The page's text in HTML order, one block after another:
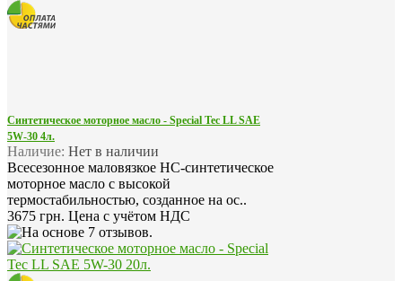
Синтетическое моторное масло - Special Tec LL SAE
5W-30 4л.
Наличие: Нет в наличии
Всесезонное маловязкое HC-синтетическое
моторное масло с высокой
термостабильностью, созданное на ос..
3675 грн. Цена с учётом НДС